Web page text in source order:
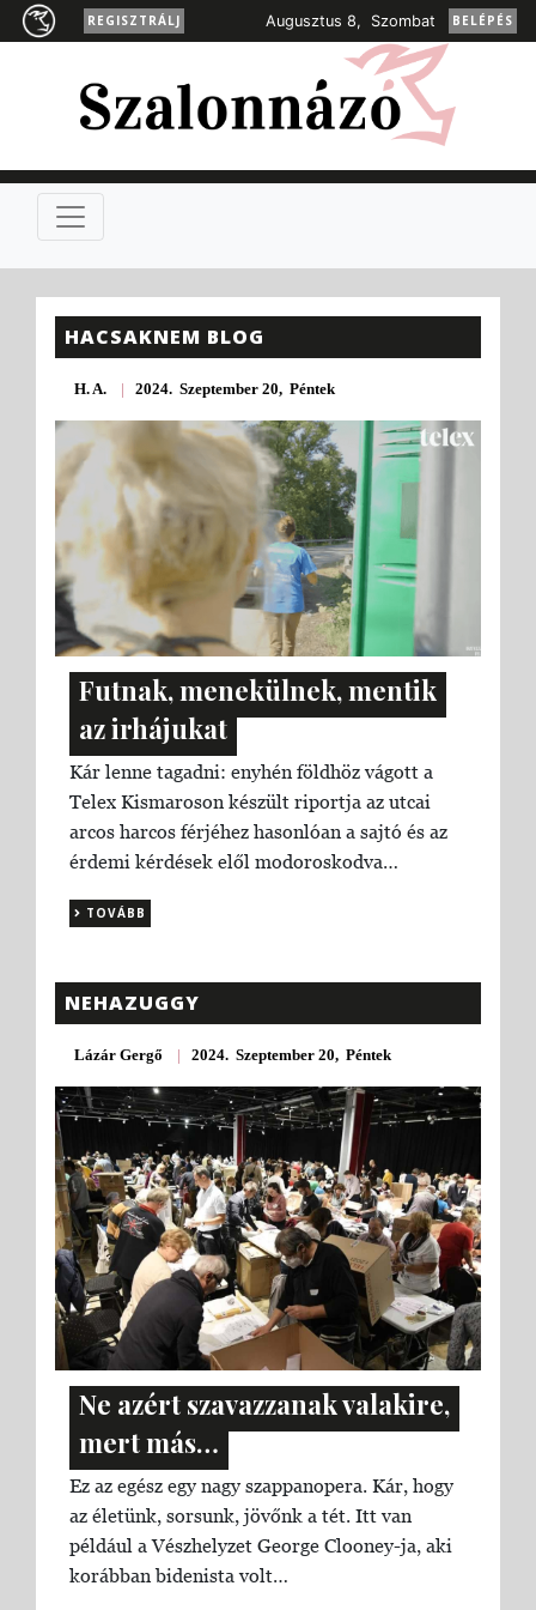
REGISZTRÁLJ Augusztus 8, Szombat BELÉPÉS
HACSAKNEM BLOG
H. A. | 2024. Szeptember 20, Péntek
Futnak, menekülnek, mentik
az irhájukat
Kár lenne tagadni: enyhén földhöz vágott a
Telex Kismaroson készült riportja az utcai
arcos harcos férjéhez hasonlóan a sajtó és az
érdemi kérdések elől modoroskodva…
TOVÁBB
NEHAZUGGY
Lázár Gergő | 2024. Szeptember 20, Péntek
Ne azért szavazzanak valakire,
mert más…
Ez az egész egy nagy szappanopera. Kár, hogy
az életünk, sorsunk, jövőnk a tét. Itt van
például a Vészhelyzet George Clooney-ja, aki
korábban bidenista volt…